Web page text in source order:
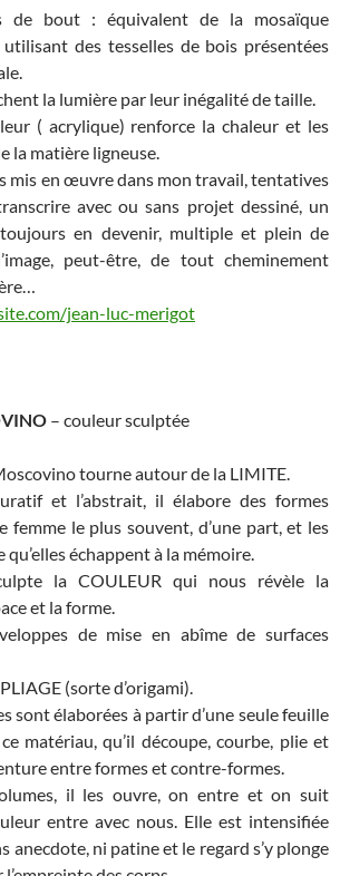
de bout : équivalent de la mosaïque
des tesselles de bois présentées
la lumière par leur inégalité de taille.
( acrylique) renforce la chaleur et les
la matière ligneuse.
mis en œuvre dans mon travail, tentatives
avec ou sans projet dessiné, un
en devenir, multiple et plein de
peut-être, de tout cheminement
jean-luc-merigot
– couleur sculptée
tourne autour de la LIMITE.
et l’abstrait, il élabore des formes
femme le plus souvent, d’une part, et les
qu’elles échappent à la mémoire.
la COULEUR qui nous révèle la
et la forme.
de mise en abîme de surfaces
(sorte d’origami).
sont élaborées à partir d’une seule feuille
matériau, qu’il découpe, courbe, plie et
entre formes et contre-formes.
il les ouvre, on entre et on suit
entre avec nous. Elle est intensifiée
anecdote, ni patine et le regard s’y plonge